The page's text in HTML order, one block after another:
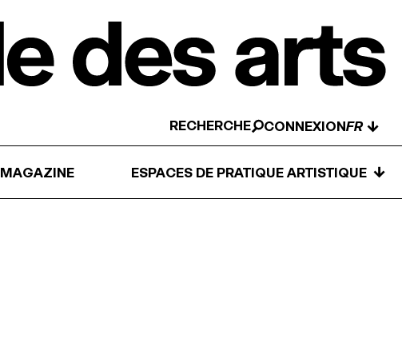
RECHERCHE CONNEXION ↓
MAGAZINE ESPACES DE PRATIQUE ARTISTIQUE ↓